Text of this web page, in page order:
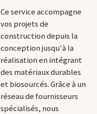
Ce serviceaccompagne
vos projets de
construction depuis la
conception jusqu'à la
réalisation en intégrant
des matériaux durables
et biosourcés. Grâce à un
réseau de fournisseurs
spécialisés, nous